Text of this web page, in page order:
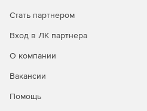
маршрута позволяет узнать,
недоступности устройства
прервана. Трассировка
прыжков до отслеживаемого
Стать партнером
Вход в ЛК партнера
О компании
Вакансии
Помощь